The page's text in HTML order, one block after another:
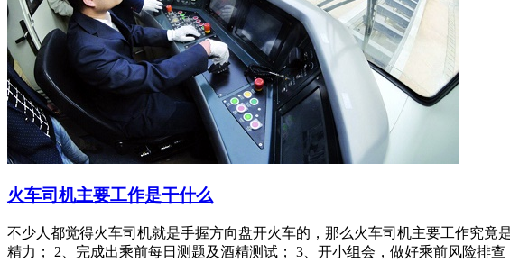
火车司机主要工作是干什么
不少人都觉得火车司机就是手握方向盘开火车的，那么火车司机主要工作究
精力； 2、完成出乘前每日测题及酒精测试； 3、开小组会，做好乘前风险排